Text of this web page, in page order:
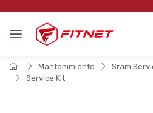
Mantenimiento Sram
Service Kit